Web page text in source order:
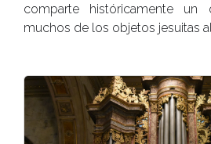
comparte históricamente
muchos de los objetos jesuitas